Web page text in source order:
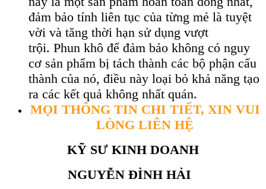
đảm bảo tính liên tục của từng mẻ là tuyệt
vời và tăng thời hạn sử dụng vượt
trội. Phun khô để đảm bảo không có nguy
cơ sản phẩm bị tách thành các bộ phận cấu
thành của nó, điều này loại bỏ khả năng tạo
ra các kết quả không nhất quán.
MỌI THÔNG TIN CHI TIẾT, XIN VUI
LÒNG LIÊN HỆ
KỸ SƯ KINH DOANH
NGUYỄN ĐÌNH HẢI